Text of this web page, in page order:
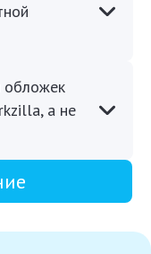
обложек
а не